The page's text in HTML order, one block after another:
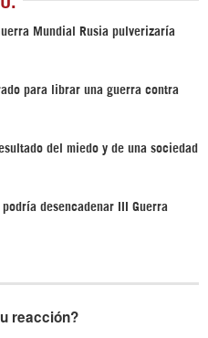
Mundial Rusia pulverizaría
para librar una guerra contra
del miedo y de una sociedad
podría desencadenar III Guerra